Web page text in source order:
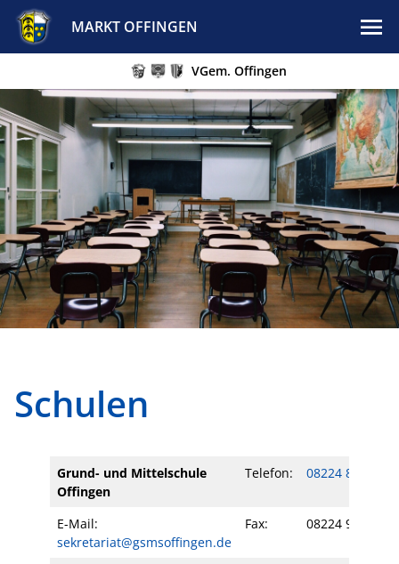
MARKT OFFINGEN
VGem. Offingen
Schulen
Grund- und Mittelschule
Offingen
Telefon: 08224 801937
E-Mail:
sekretariat@gsmsoffingen.de
Fax: 08224 90127